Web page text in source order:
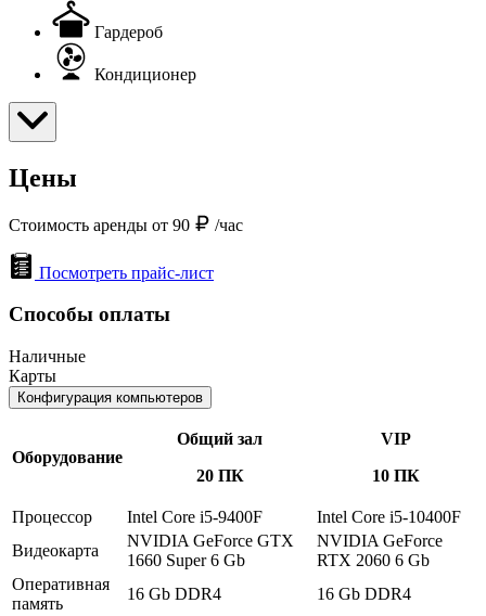
Гардероб
Кондиционер
Цены
Стоимость аренды от 90 /час
Посмотреть прайс-лист
Способы оплаты
Наличные
Карты
Конфигурация компьютеров
Оборудование
Общий зал
20 ПК
VIP
10 ПК
Процессор Intel Core i5-9400F
Intel Core i5-10400F
Видеокарта
NVIDIA GeForce GTX
1660 Super 6 Gb
NVIDIA GeForce
RTX 2060 6 Gb
Оперативная
память
16 Gb DDR4
16 Gb DDR4